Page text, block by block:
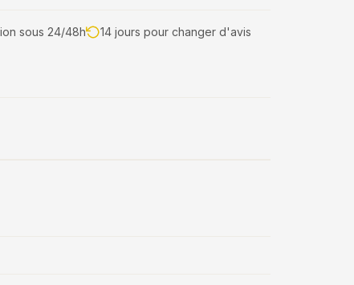
sous 24/48h
14 jours pour changer d'avis